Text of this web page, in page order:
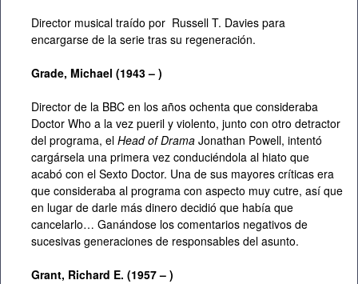
Director musical traído por Russell T. Davies para
encargarse de la serie tras su regeneración.
Grade, Michael (1943 – )
Director de la BBC en los años ochenta que consideraba
Doctor Who a la vez pueril y violento, junto con otro detractor
del programa, el Head of Drama Jonathan Powell, intentó
cargársela una primera vez conduciéndola al hiato que
acabó con el Sexto Doctor. Una de sus mayores críticas era
que consideraba al programa con aspecto muy cutre, así que
en lugar de darle más dinero decidió que había que
cancelarlo… Ganándose los comentarios negativos de
sucesivas generaciones de responsables del asunto.
Grant, Richard E. (1957 – )